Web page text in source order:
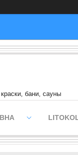
бани, сауны